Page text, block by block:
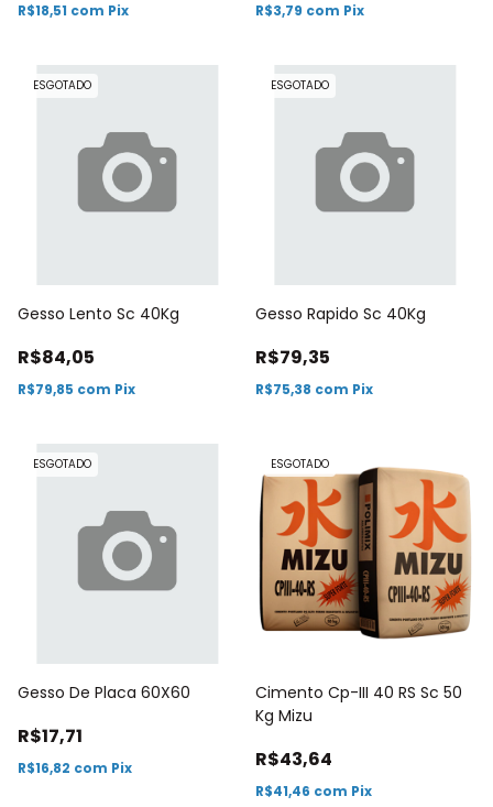
R$18,51 com Pix R$3,79 com Pix
ESGOTADO
Gesso Lento Sc 40Kg
R$84,05
R$79,85 com Pix
ESGOTADO
Gesso Rapido Sc 40Kg
R$79,35
R$75,38 com Pix
ESGOTADO
Gesso De Placa 60X60
R$17,71
R$16,82 com Pix
ESGOTADO
Cimento Cp-III 40 RS Sc 50
Kg Mizu
R$43,64
R$41,46 com Pix